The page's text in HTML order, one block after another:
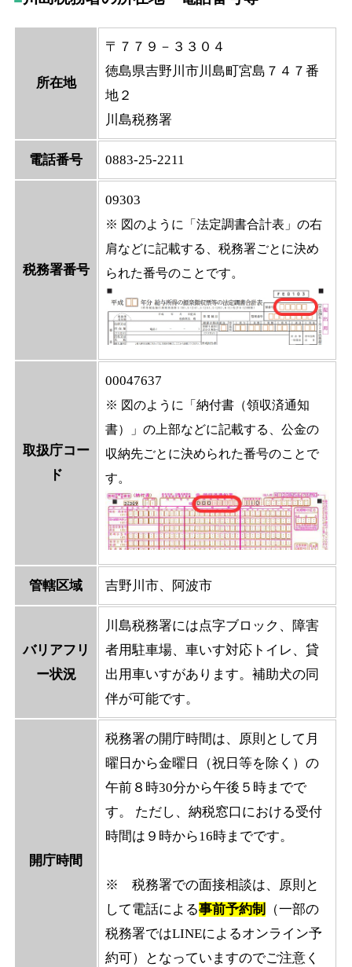
所在地
〒７７９－３３０４
徳島県吉野川市川島町宮島７４７番
地２
川島税務署
電話番号 0883-25-2211
税務署番号
09303
※ 図のように「法定調書合計表」の右
肩などに記載する、税務署ごとに決め
られた番号のことです。
取扱庁コー
ド
00047637
※ 図のように「納付書（領収済通知
書）」の上部などに記載する、公金の
収納先ごとに決められた番号のことで
す。
管轄区域 吉野川市、阿波市
バリアフリ
ー状況
川島税務署には点字ブロック、障害
者用駐車場、車いす対応トイレ、貸
出用車いすがあります。補助犬の同
伴が可能です。
開庁時間
税務署の開庁時間は、原則として月
曜日から金曜日（祝日等を除く）の
午前８時30分から午後５時までで
す。 ただし、納税窓口における受付
時間は９時から16時までです。
※ 税務署での面接相談は、原則と
して電話による事前予約制
（一部の
税務署ではLINEによるオンライン予
約可）となっていますのでご注意く